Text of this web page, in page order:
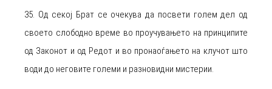
35. Од секој Брат се очекува да посвети голем дел од
своето слободно време во проучувањето на принципите
од Законот и од Редот и во пронаоѓањето на клучот што
води до неговите големи и разновидни мистерии.